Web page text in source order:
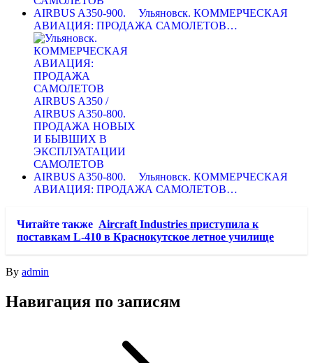
Ульяновск. КОММЕРЧЕСКАЯ
АВИАЦИЯ: ПРОДАЖА САМОЛЕТОВ…
Ульяновск. КОММЕРЧЕСКАЯ
АВИАЦИЯ: ПРОДАЖА САМОЛЕТОВ…
Читайте также Aircraft Industries приступила к
поставкам L-410 в Краснокутское летное училище
By admin
Навигация по записям